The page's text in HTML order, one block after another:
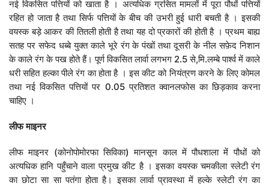
नई विकसित पत्तियों को खाता है । अत्यधिक ग्रसित मामलों में पूरा पौधों पत्तियों
रहित हो जाता है तथा सिर्फ पत्तियों के बीच की उभरी हुई धारी बचती है । इसकी
वयस्क बड़े आकर की तितली होती है तथा यह दो प्रकारों की होती है । प्रथम बाह्य
सतह पर सफेद धब्बे युक्त काले भूरे रंग के पंखों तथा दूसरी के नील सफ़ेद निशान
के काले रंग के पख होते हैं। पूर्ण विकसित लार्वा लगभग 2.5 से,मि.लम्बे पार्श्व में काले
धरी सहित हल्का पीले रंग का होता है । इस कीट को नियंत्रण करने के लिए कोमल
तथा नई विकसित पत्तियों पर 0.05 प्रतिशत क्वानलफोस का छिड़काव करना
चाहिए ।
लीफ माइनर
लीफ माइनर (कोनोपोमोरफा सिविका) मानसून काल में पौधशाला में पौधों को
अत्यधिक हानि पहुँचाने वाला प्रमुख कीट है । इसका वयस्क चमकीला स्लेटी रंग
का छोटा सा सा पतंगा होता है। इसका लार्वा प्रावस्था में हल्के स्लेटी रंग का